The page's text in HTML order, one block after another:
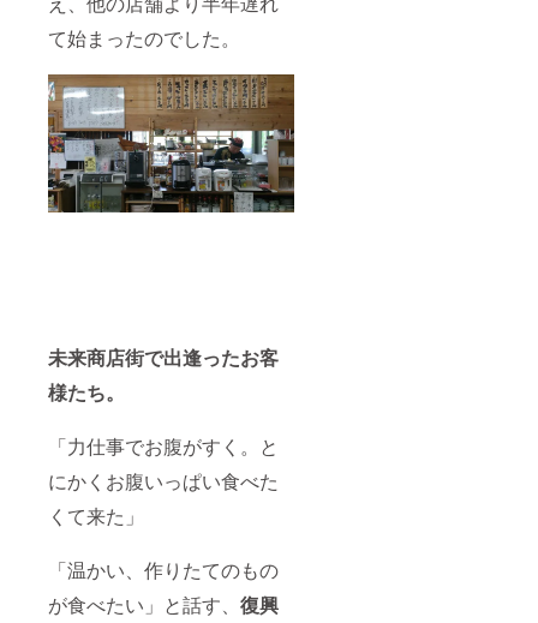
て始まったのでした。
未来商店街で出逢ったお客
様たち。
「力仕事でお腹がすく。と
にかくお腹いっぱい食べた
くて来た」
「温かい、作りたてのもの
が食べたい」と話す、 復興